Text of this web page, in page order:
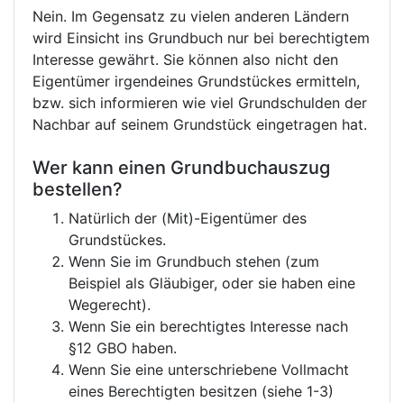
Nein. Im Gegensatz zu vielen anderen Ländern
wird Einsicht ins Grundbuch nur bei berechtigtem
Interesse gewährt. Sie können also nicht den
Eigentümer irgendeines Grundstückes ermitteln,
bzw. sich informieren wie viel Grundschulden der
Nachbar auf seinem Grundstück eingetragen hat.
Wer kann einen Grundbuchauszug
bestellen?
Natürlich der (Mit)-Eigentümer des
Grundstückes.
Wenn Sie im Grundbuch stehen (zum
Beispiel als Gläubiger, oder sie haben eine
Wegerecht).
Wenn Sie ein berechtigtes Interesse nach
§12 GBO haben.
Wenn Sie eine unterschriebene Vollmacht
eines Berechtigten besitzen (siehe 1-3)